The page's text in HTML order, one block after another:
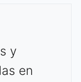
y
en